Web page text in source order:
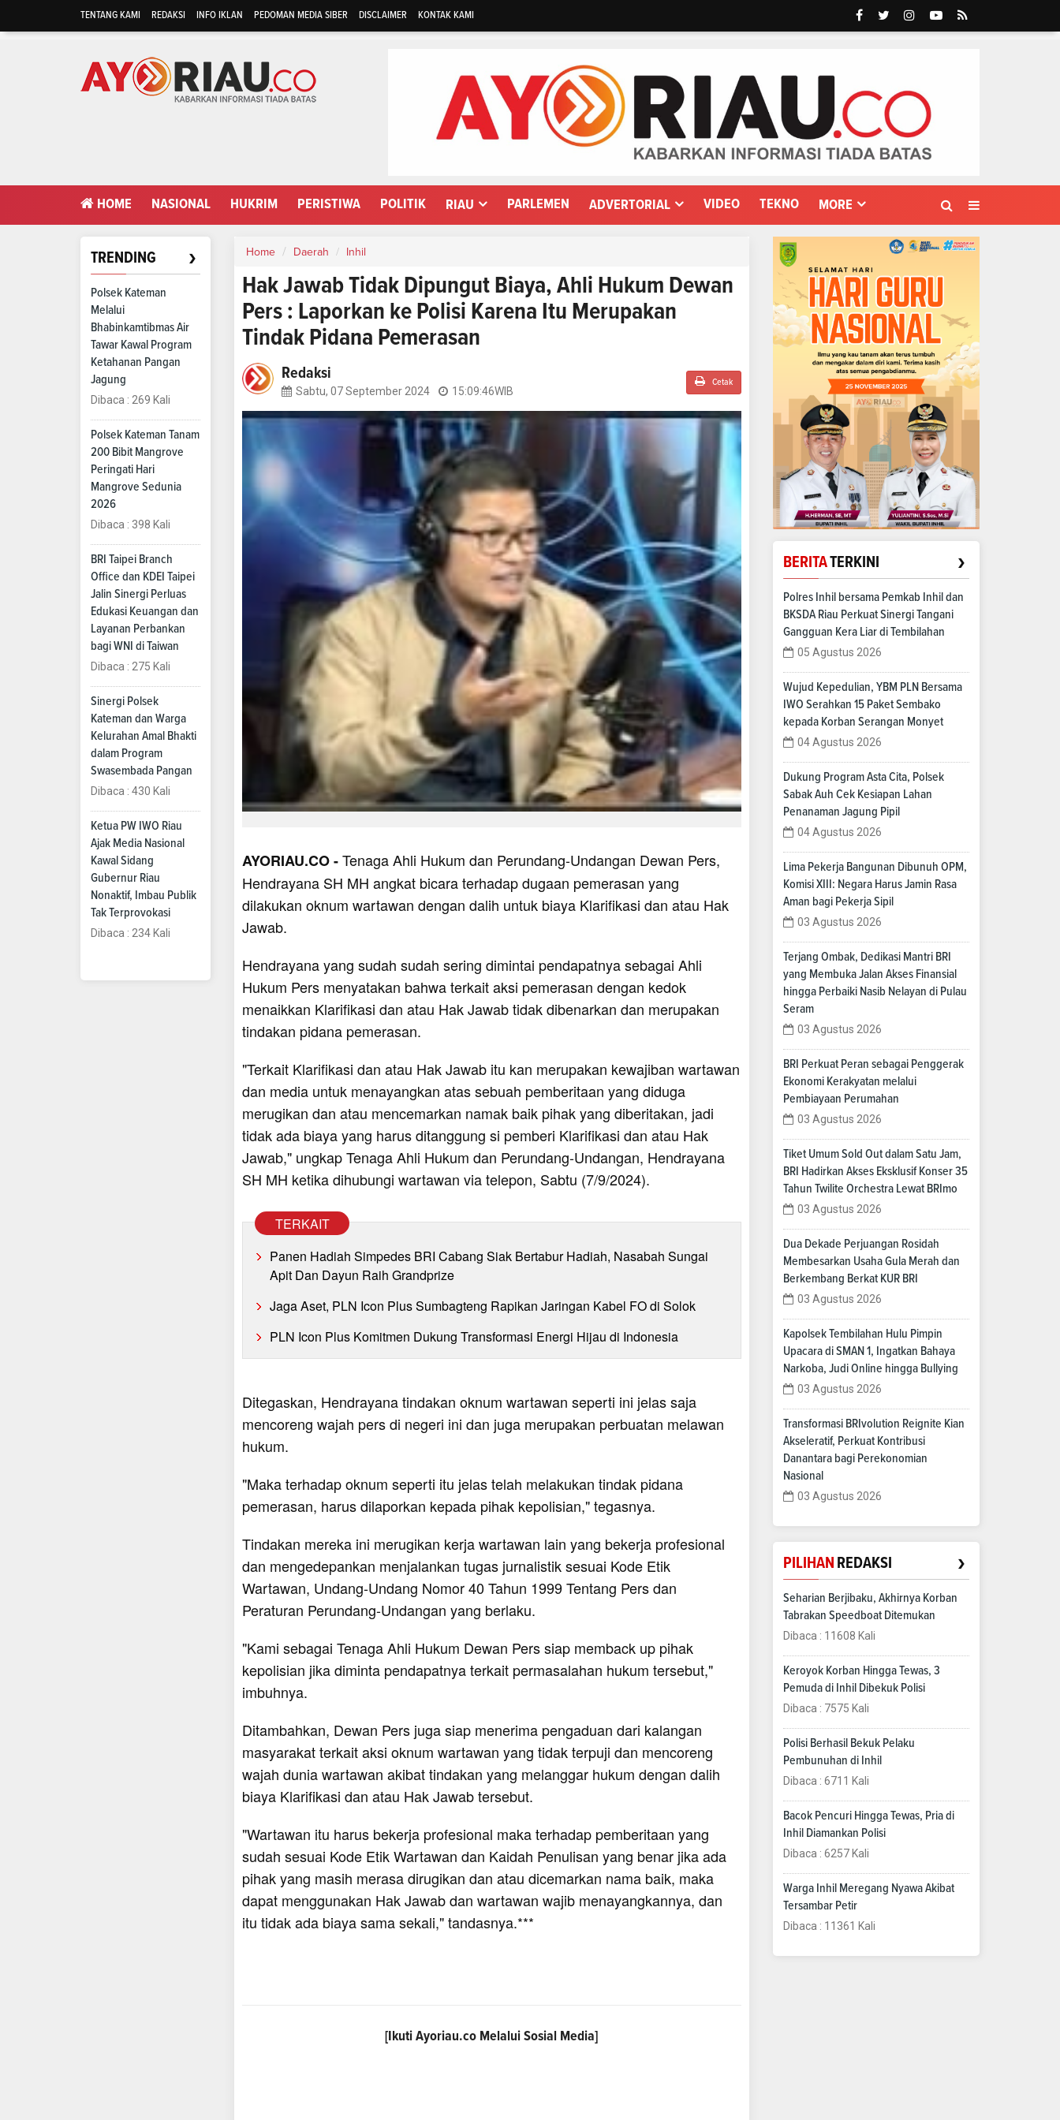
TENTANG KAMI REDAKSI INFO IKLAN PEDOMAN MEDIA SIBER DISCLAIMER KONTAK KAMI
HOME NASIONAL HUKRIM PERISTIWA POLITIK RIAU PARLEMEN ADVERTORIAL VIDEO TEKNO MORE
TRENDING ›
Polsek Kateman
Melalui
Bhabinkamtibmas Air
Tawar Kawal Program
Ketahanan Pangan
Jagung
Dibaca : 269 Kali
Polsek Kateman Tanam
200 Bibit Mangrove
Peringati Hari
Mangrove Sedunia
2026
Dibaca : 398 Kali
BRI Taipei Branch
Office dan KDEI Taipei
Jalin Sinergi Perluas
Edukasi Keuangan dan
Layanan Perbankan
bagi WNI di Taiwan
Dibaca : 275 Kali
Sinergi Polsek
Kateman dan Warga
Kelurahan Amal Bhakti
dalam Program
Swasembada Pangan
Dibaca : 430 Kali
Ketua PW IWO Riau
Ajak Media Nasional
Kawal Sidang
Gubernur Riau
Nonaktif, Imbau Publik
Tak Terprovokasi
Dibaca : 234 Kali
Home Daerah Inhil
Hak Jawab Tidak Dipungut Biaya, Ahli Hukum Dewan
Pers : Laporkan ke Polisi Karena Itu Merupakan
Tindak Pidana Pemerasan
Redaksi
Sabtu, 07 September 2024 15:09:46WIB
Cetak
AYORIAU.CO -Tenaga Ahli Hukum dan Perundang-Undangan Dewan Pers,
Hendrayana SH MH angkat bicara terhadap dugaan pemerasan yang
dilakukan oknum wartawan dengan dalih untuk biaya Klarifikasi dan atau Hak
Jawab.
Hendrayana yang sudah sudah sering dimintai pendapatnya sebagai Ahli
Hukum Pers menyatakan bahwa terkait aksi pemerasan dengan kedok
menaikkan Klarifikasi dan atau Hak Jawab tidak dibenarkan dan merupakan
tindakan pidana pemerasan.
"Terkait Klarifikasi dan atau Hak Jawab itu kan merupakan kewajiban wartawan
dan media untuk menayangkan atas sebuah pemberitaan yang diduga
merugikan dan atau mencemarkan namak baik pihak yang diberitakan, jadi
tidak ada biaya yang harus ditanggung si pemberi Klarifikasi dan atau Hak
Jawab," ungkap Tenaga Ahli Hukum dan Perundang-Undangan, Hendrayana
SH MH ketika dihubungi wartawan via telepon, Sabtu (7/9/2024).
TERKAIT
Panen Hadiah Simpedes BRI Cabang Siak Bertabur Hadiah, Nasabah Sungai
Apit Dan Dayun Raih Grandprize
Jaga Aset, PLN Icon Plus Sumbagteng Rapikan Jaringan Kabel FO di Solok
PLN Icon Plus Komitmen Dukung Transformasi Energi Hijau di Indonesia
Ditegaskan, Hendrayana tindakan oknum wartawan seperti ini jelas saja
mencoreng wajah pers di negeri ini dan juga merupakan perbuatan melawan
hukum.
"Maka terhadap oknum seperti itu jelas telah melakukan tindak pidana
pemerasan, harus dilaporkan kepada pihak kepolisian," tegasnya.
Tindakan mereka ini merugikan kerja wartawan lain yang bekerja profesional
dan mengedepankan menjalankan tugas jurnalistik sesuai Kode Etik
Wartawan, Undang-Undang Nomor 40 Tahun 1999 Tentang Pers dan
Peraturan Perundang-Undangan yang berlaku.
"Kami sebagai Tenaga Ahli Hukum Dewan Pers siap memback up pihak
kepolisian jika diminta pendapatnya terkait permasalahan hukum tersebut,"
imbuhnya.
Ditambahkan, Dewan Pers juga siap menerima pengaduan dari kalangan
masyarakat terkait aksi oknum wartawan yang tidak terpuji dan mencoreng
wajah dunia wartawan akibat tindakan yang melanggar hukum dengan dalih
biaya Klarifikasi dan atau Hak Jawab tersebut.
"Wartawan itu harus bekerja profesional maka terhadap pemberitaan yang
sudah sesuai Kode Etik Wartawan dan Kaidah Penulisan yang benar jika ada
pihak yang masih merasa dirugikan dan atau dicemarkan nama baik, maka
dapat menggunakan Hak Jawab dan wartawan wajib menayangkannya, dan
itu tidak ada biaya sama sekali," tandasnya.***
[IkutiAyoriau.co Melalui Sosial Media]
BERITATERKINI ›
Polres Inhil bersama Pemkab Inhil dan
BKSDA Riau Perkuat Sinergi Tangani
Gangguan Kera Liar di Tembilahan
05 Agustus 2026
Wujud Kepedulian, YBM PLN Bersama
IWO Serahkan 15 Paket Sembako
kepada Korban Serangan Monyet
04 Agustus 2026
Dukung Program Asta Cita, Polsek
Sabak Auh Cek Kesiapan Lahan
Penanaman Jagung Pipil
04 Agustus 2026
Lima Pekerja Bangunan Dibunuh OPM,
Komisi XIII: Negara Harus Jamin Rasa
Aman bagi Pekerja Sipil
03 Agustus 2026
Terjang Ombak, Dedikasi Mantri BRI
yang Membuka Jalan Akses Finansial
hingga Perbaiki Nasib Nelayan di Pulau
Seram
03 Agustus 2026
BRI Perkuat Peran sebagai Penggerak
Ekonomi Kerakyatan melalui
Pembiayaan Perumahan
03 Agustus 2026
Tiket Umum Sold Out dalam Satu Jam,
BRI Hadirkan Akses Eksklusif Konser 35
Tahun Twilite Orchestra Lewat BRImo
03 Agustus 2026
Dua Dekade Perjuangan Rosidah
Membesarkan Usaha Gula Merah dan
Berkembang Berkat KUR BRI
03 Agustus 2026
Kapolsek Tembilahan Hulu Pimpin
Upacara di SMAN 1, Ingatkan Bahaya
Narkoba, Judi Online hingga Bullying
03 Agustus 2026
Transformasi BRIvolution Reignite Kian
Akseleratif, Perkuat Kontribusi
Danantara bagi Perekonomian
Nasional
03 Agustus 2026
PILIHAN REDAKSI ›
Seharian Berjibaku, Akhirnya Korban
Tabrakan Speedboat Ditemukan
Dibaca : 11608 Kali
Keroyok Korban Hingga Tewas, 3
Pemuda di Inhil Dibekuk Polisi
Dibaca : 7575 Kali
Polisi Berhasil Bekuk Pelaku
Pembunuhan di Inhil
Dibaca : 6711 Kali
Bacok Pencuri Hingga Tewas, Pria di
Inhil Diamankan Polisi
Dibaca : 6257 Kali
Warga Inhil Meregang Nyawa Akibat
Tersambar Petir
Dibaca : 11361 Kali